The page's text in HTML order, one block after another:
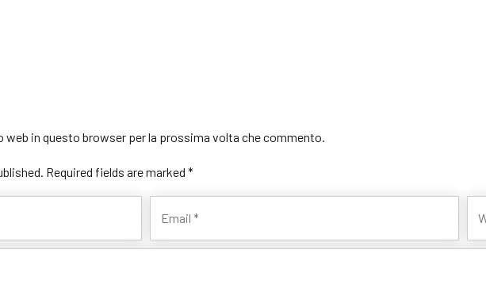
Required fields are marked *
web in questo browser per la prossima volta che commento.